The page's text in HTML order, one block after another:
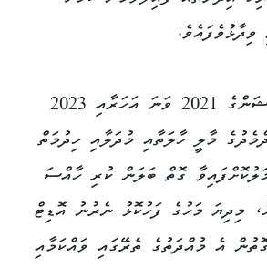
ފެނަކަ ކޯޕަރޭޝަންގެ 2021 ވަނަ އަހަރާއި 2023
މާލީ ހާލަތާއި މުދަލާއި ހިދުމަތް
ގޮތް ބަލަން ކުރި ހާއްސަ
މިދިޔަ މަހުގެ ފަހުކޮޅު ނެރުނު އޮޑިޓް
އެ މުއްދަތުގެ ތެރޭގައި ވައްކަމާއި